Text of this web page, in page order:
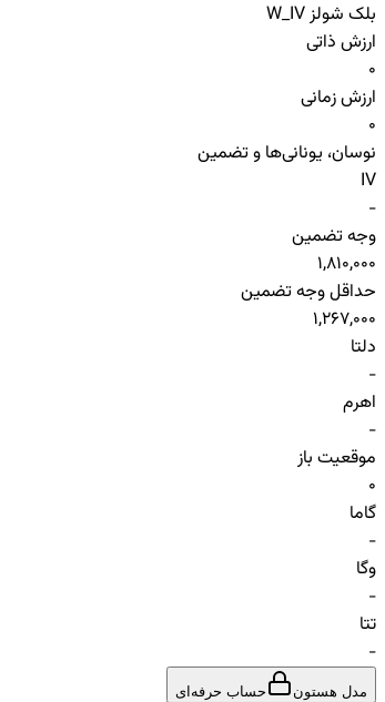
بلک شولز W_IV
ارزش ذاتی
0
ارزش زمانی
0
نوسان، یونانی‌ها و تضمین
IV
-
وجه تضمین
1,810,000
حداقل وجه تضمین
1,267,000
دلتا
-
اهرم
-
موقعیت باز
0
گاما
-
وگا
-
تتا
-
مدل هستون حساب حرفه‌ای